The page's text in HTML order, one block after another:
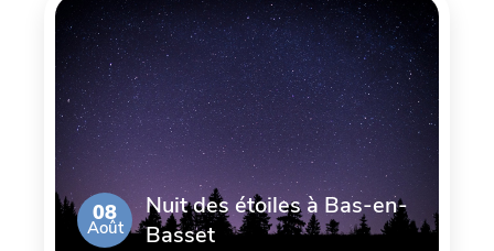
08
Août
Nuit des étoiles à Bas-en-
Basset